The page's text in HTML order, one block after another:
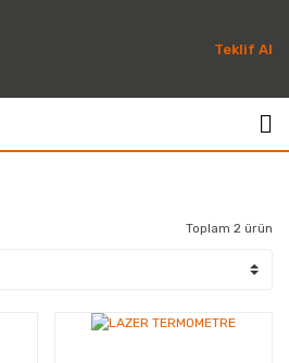
Teklif Al
Toplam 2 ürün